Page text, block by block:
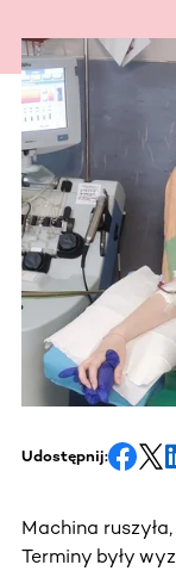
Udostępnij:
Machina
Terminy były